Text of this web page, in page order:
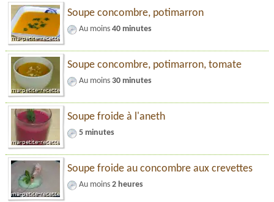
Soupe concombre, potimarron
Au moins 40 minutes
Soupe concombre, potimarron, tomate
Au moins 30 minutes
Soupe froide à l'aneth
5 minutes
Soupe froide au concombre aux crevettes
Au moins 2 heures